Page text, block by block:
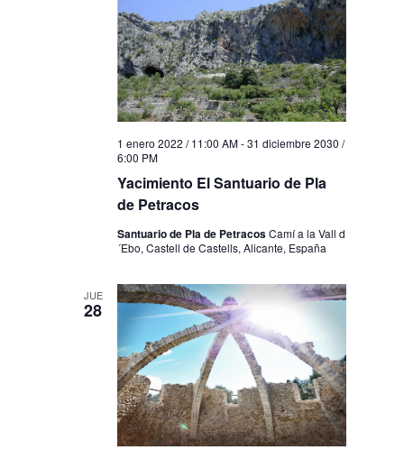
Yacimiento El Santuario de Pla
de Petracos
1 enero 2022 / 11:00 AM-31 diciembre 2030 /
6:00 PM
Santuario de Pla de PetracosCamí a la Vall d
´Ebo, Castell de Castells, Alicante, España
JUE
28